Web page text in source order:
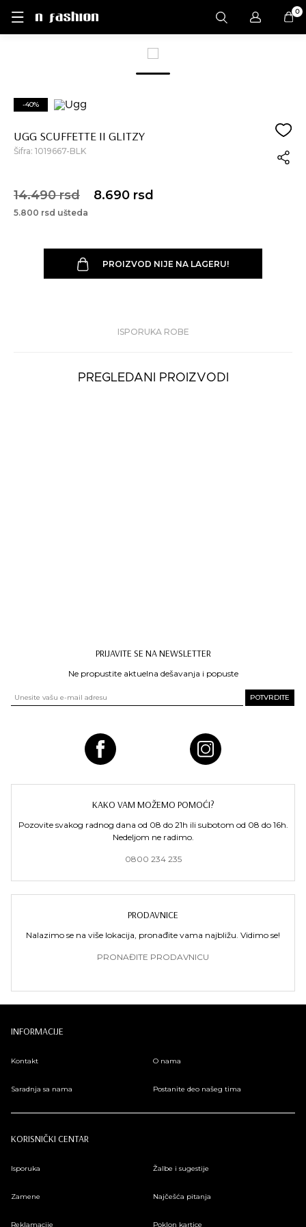
0
-40%
UGG SCUFFETTE II GLITZY
Šifra: 1019667-BLK
14.490 rsd 8.690 rsd
5.800 rsd ušteda
PROIZVOD NIJE NA LAGERU!
ISPORUKA ROBE
PREGLEDANI PROIZVODI
PRIJAVITE SE NA NEWSLETTER
Ne propustite aktuelna dešavanja i popuste
KAKO VAM MOŽEMO POMOĆI?
Pozovite svakog radnog dana od 08 do 21h ili subotom od 08 do 16h.
Nedeljom ne radimo.
0800 234 235
PRODAVNICE
Nalazimo se na više lokacija, pronađite vama najbližu. Vidimo se!
PRONAĐITE PRODAVNICU
INFORMACIJE
Kontakt O nama
Saradnja sa nama Postanite deo našeg tima
KORISNIČKI CENTAR
Isporuka Žalbe i sugestije
Zamene Najčešća pitanja
Reklamacije Poklon kartice